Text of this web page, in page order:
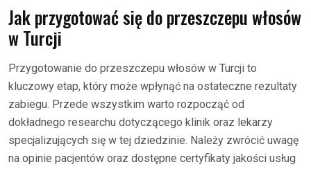
Jak przygotować się do przeszczepu włosów
w Turcji
Przygotowanie do przeszczepu włosów w Turcji to
kluczowy etap, który może wpłynąć na ostateczne rezultaty
zabiegu. Przede wszystkim warto rozpocząć od
dokładnego researchu dotyczącego klinik oraz lekarzy
specjalizujących się w tej dziedzinie. Należy zwrócić uwagę
na opinie pacjentów oraz dostępne certyfikaty jakości usług